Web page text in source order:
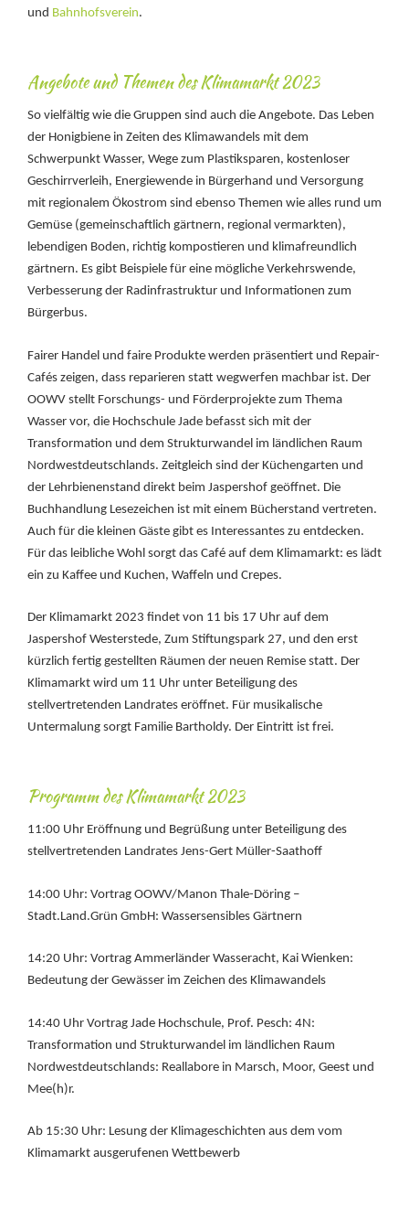
und Bahnhofsverein.
Angebote und Themen des Klimamarkt 2023
So vielfältig wie die Gruppen sind auch die Angebote. Das Leben
der Honigbiene in Zeiten des Klimawandels mit dem
Schwerpunkt Wasser, Wege zum Plastiksparen, kostenloser
Geschirrverleih, Energiewende in Bürgerhand und Versorgung
mit regionalem Ökostrom sind ebenso Themen wie alles rund um
Gemüse (gemeinschaftlich gärtnern, regional vermarkten),
lebendigen Boden, richtig kompostieren und klimafreundlich
gärtnern. Es gibt Beispiele für eine mögliche Verkehrswende,
Verbesserung der Radinfrastruktur und Informationen zum
Bürgerbus.
Fairer Handel und faire Produkte werden präsentiert und Repair-
Cafés zeigen, dass reparieren statt wegwerfen machbar ist. Der
OOWV stellt Forschungs- und Förderprojekte zum Thema
Wasser vor, die Hochschule Jade befasst sich mit der
Transformation und dem Strukturwandel im ländlichen Raum
Nordwestdeutschlands. Zeitgleich sind der Küchengarten und
der Lehrbienenstand direkt beim Jaspershof geöffnet. Die
Buchhandlung Lesezeichen ist mit einem Bücherstand vertreten.
Auch für die kleinen Gäste gibt es Interessantes zu entdecken.
Für das leibliche Wohl sorgt das Café auf dem Klimamarkt: es lädt
ein zu Kaffee und Kuchen, Waffeln und Crepes.
Der Klimamarkt 2023 findet von 11 bis 17 Uhr auf dem
Jaspershof Westerstede, Zum Stiftungspark 27, und den erst
kürzlich fertig gestellten Räumen der neuen Remise statt. Der
Klimamarkt wird um 11 Uhr unter Beteiligung des
stellvertretenden Landrates eröffnet. Für musikalische
Untermalung sorgt Familie Bartholdy. Der Eintritt ist frei.
Programm des Klimamarkt 2023
11:00 Uhr Eröffnung und Begrüßung unter Beteiligung des
stellvertretenden Landrates Jens-Gert Müller-Saathoff
14:00 Uhr: Vortrag OOWV/Manon Thale-Döring –
Stadt.Land.Grün GmbH: Wassersensibles Gärtnern
14:20 Uhr: Vortrag Ammerländer Wasseracht, Kai Wienken:
Bedeutung der Gewässer im Zeichen des Klimawandels
14:40 Uhr Vortrag Jade Hochschule, Prof. Pesch: 4N:
Transformation und Strukturwandel im ländlichen Raum
Nordwestdeutschlands: Reallabore in Marsch, Moor, Geest und
Mee(h)r.
Ab 15:30 Uhr: Lesung der Klimageschichten aus dem vom
Klimamarkt ausgerufenen Wettbewerb